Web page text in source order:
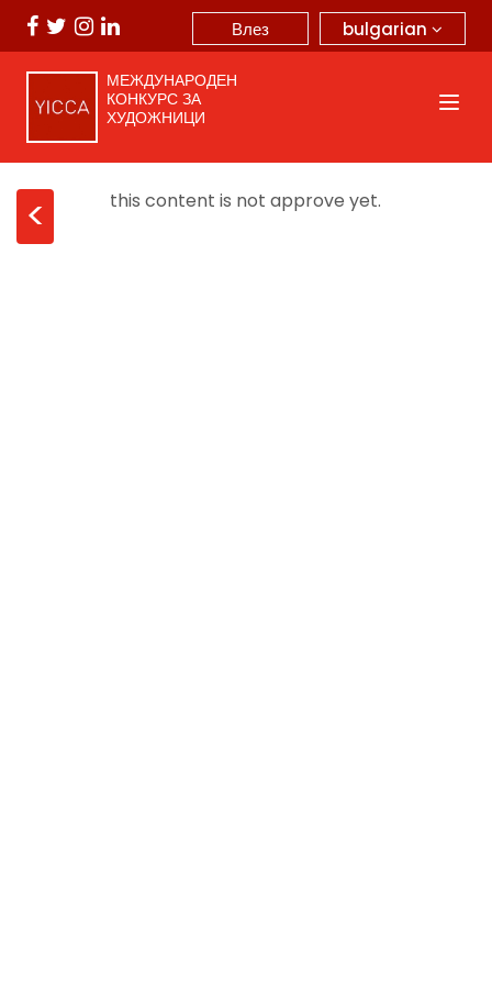
bulgarian
Влез
МЕЖДУНАРОДЕН
КОНКУРС ЗА
ХУДОЖНИЦИ
< this content is not approve yet.